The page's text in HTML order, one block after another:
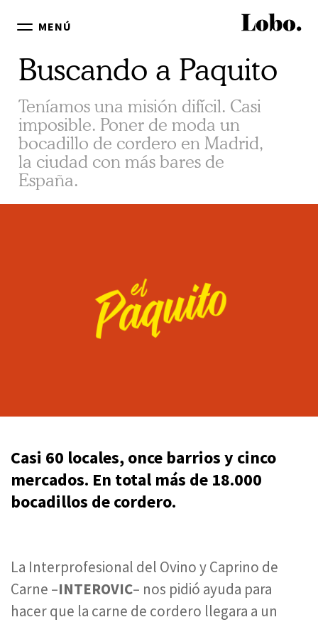
MENÚ
Buscando a Paquito
Teníamos una misión difícil. Casi
imposible. Poner de moda un
bocadillo de cordero en Madrid,
la ciudad con más bares de
España.
Casi 60 locales, once barrios y cinco
mercados. En total más de 18.000
bocadillos de cordero.
La Interprofesional del Ovino y Caprino de
Carne –INTEROVIC– nos pidió ayuda para
hacer que la carne de cordero llegara a un